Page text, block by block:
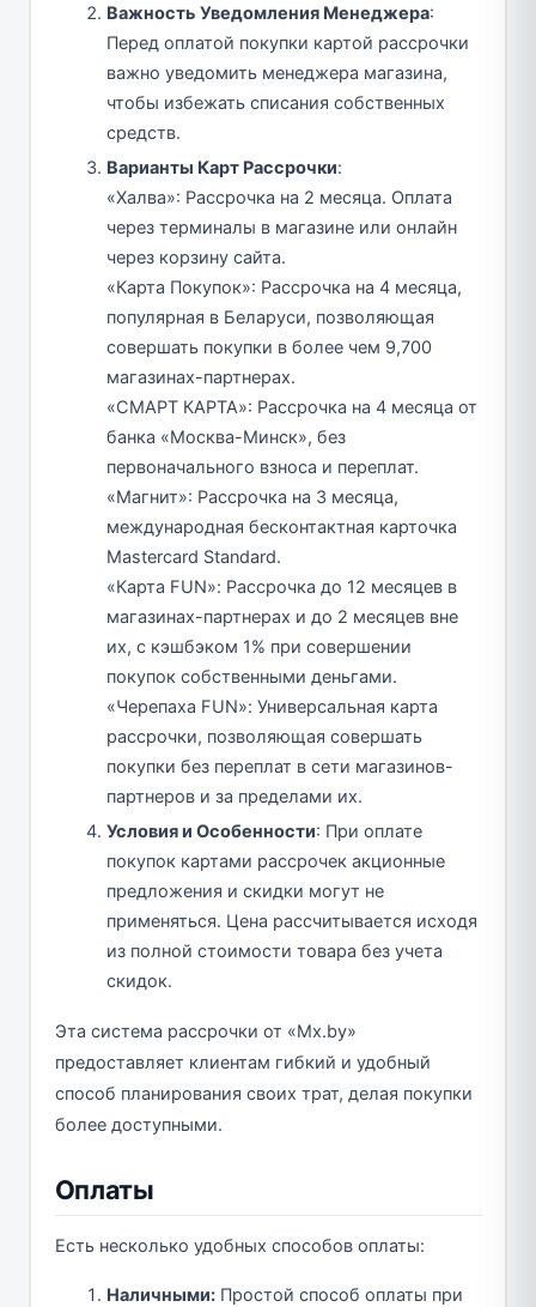
Важность Уведомления Менеджера:
Перед оплатой покупки картой рассрочки
важно уведомить менеджера магазина,
чтобы избежать списания собственных
средств.
Варианты Карт Рассрочки:
«Халва»: Рассрочка на 2 месяца. Оплата
через терминалы в магазине или онлайн
через корзину сайта.
«Карта Покупок»: Рассрочка на 4 месяца,
популярная в Беларуси, позволяющая
совершать покупки в более чем 9,700
магазинах-партнерах.
«СМАРТ КАРТА»: Рассрочка на 4 месяца от
банка «Москва-Минск», без
первоначального взноса и переплат.
«Магнит»: Рассрочка на 3 месяца,
международная бесконтактная карточка
Mastercard Standard.
«Карта FUN»: Рассрочка до 12 месяцев в
магазинах-партнерах и до 2 месяцев вне
их, с кэшбэком 1% при совершении
покупок собственными деньгами.
«Черепаха FUN»: Универсальная карта
рассрочки, позволяющая совершать
покупки без переплат в сети магазинов-
партнеров и за пределами их.
Условия и Особенности: При оплате
покупок картами рассрочек акционные
предложения и скидки могут не
применяться. Цена рассчитывается исходя
из полной стоимости товара без учета
скидок.
Эта система рассрочки от «Mx.by»
предоставляет клиентам гибкий и удобный
способ планирования своих трат, делая покупки
более доступными.
Оплаты
Есть несколько удобных способов оплаты:
Наличными: Простой способ оплаты при